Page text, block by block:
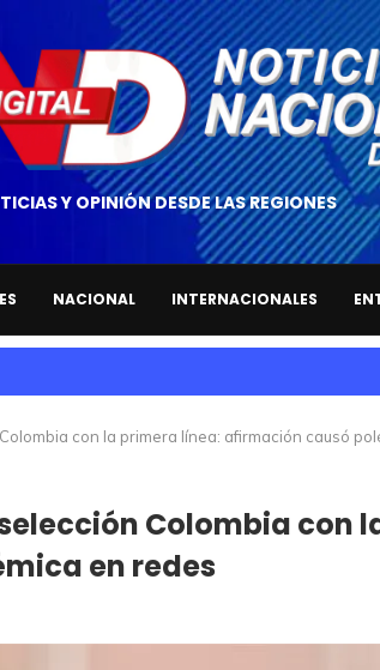
Y OPINIÓN DESDE LAS REGIONES
NACIONAL INTERNACIONALES
con la primera línea: afirmación causó
Colombia con
en redes